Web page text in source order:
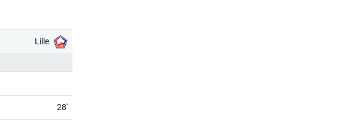
Lille
28'